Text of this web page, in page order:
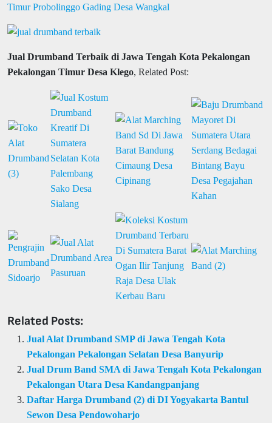
Timur Probolinggo Gading Desa Wangkal
Jual Drumband Terbaik di Jawa Tengah Kota Pekalongan
Pekalongan Timur Desa Klego, Related Post:
Related Posts:
Jual Alat Drumband SMP di Jawa Tengah Kota
Pekalongan Pekalongan Selatan Desa Banyurip
Jual Drum Band SMA di Jawa Tengah Kota Pekalongan
Pekalongan Utara Desa Kandangpanjang
Daftar Harga Drumband (2) di DI Yogyakarta Bantul
Sewon Desa Pendowoharjo